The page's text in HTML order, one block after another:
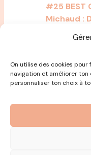
On utilise des cookies
navigation et améliorer ton
personnaliser ton choix à
#25 BEST
Michaud :